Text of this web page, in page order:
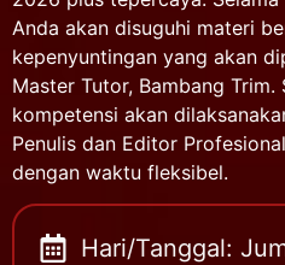
Anda akan disuguhi materi
kepenyuntingan yang akan
Master Tutor, Bambang
kompetensi akan
Penulis dan Editor
dengan waktu fleksibel.
Hari/Tanggal: